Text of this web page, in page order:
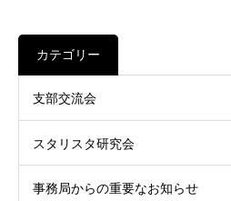
カテゴリー
支部交流会
スタリスタ研究会
事務局からの重要なお知らせ